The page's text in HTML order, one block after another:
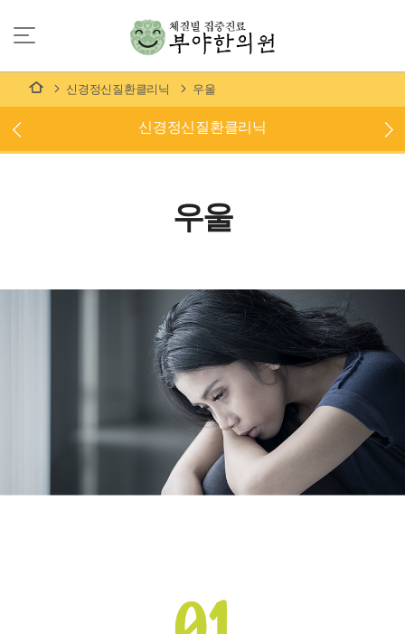
신경정신질환클리닉 우울
신경정신질환클리닉
우울